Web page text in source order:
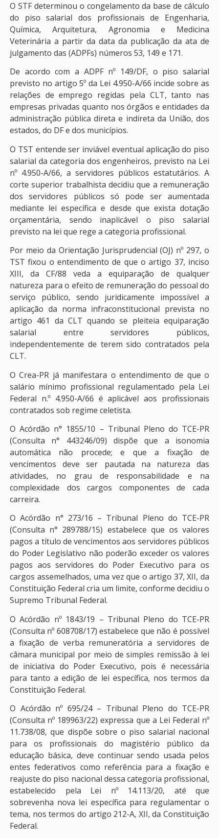
O STF determinou o congelamento da base de cálculo
do piso salarial dos profissionais de Engenharia,
Química, Arquitetura, Agronomia e Medicina
Veterinária a partir da data da publicação da ata de
julgamento das (ADPFs) números 53, 149 e 171.
De acordo com a ADPF nº 149/DF, o piso salarial
previsto no artigo 5º da Lei 4.950-A/66 incide sobre as
relações de emprego regidas pela CLT, tanto nas
empresas privadas quanto nos órgãos e entidades da
administração pública direta e indireta da União, dos
estados, do DF e dos municípios.
O TST entende ser inviável eventual aplicação do piso
salarial da categoria dos engenheiros, previsto na Lei
nº 4.950-A/66, a servidores públicos estatutários. A
corte superior trabalhista decidiu que a remuneração
dos servidores públicos só pode ser aumentada
mediante lei específica e desde que exista dotação
orçamentária, sendo inaplicável o piso salarial
previsto na lei que rege a categoria profissional.
Por meio da Orientação Jurisprudencial (OJ) nº 297, o
TST fixou o entendimento de que o artigo 37, inciso
XIII, da CF/88 veda a equiparação de qualquer
natureza para o efeito de remuneração do pessoal do
serviço público, sendo juridicamente impossível a
aplicação da norma infraconstitucional prevista no
artigo 461 da CLT quando se pleiteia equiparação
salarial entre servidores públicos,
independentemente de terem sido contratados pela
CLT.
O Crea-PR já manifestara o entendimento de que o
salário mínimo profissional regulamentado pela Lei
Federal n.º 4.950-A/66 é aplicável aos profissionais
contratados sob regime celetista.
O Acórdão n° 1855/10 – Tribunal Pleno do TCE-PR
(Consulta n° 443246/09) dispõe que a isonomia
automática não procede; e que a fixação de
vencimentos deve ser pautada na natureza das
atividades, no grau de responsabilidade e na
complexidade dos cargos componentes de cada
carreira.
O Acórdão n° 273/16 – Tribunal Pleno do TCE-PR
(Consulta n° 289788/15) estabelece que os valores
pagos a título de vencimentos aos servidores públicos
do Poder Legislativo não poderão exceder os valores
pagos aos servidores do Poder Executivo para os
cargos assemelhados, uma vez que o artigo 37, XII, da
Constituição Federal cria um limite, conforme decidiu o
Supremo Tribunal Federal.
O Acórdão nº 1843/19 – Tribunal Pleno do TCE-PR
(Consulta nº 608708/17) estabelece que não é possível
a fixação de verba remuneratória a servidores de
câmara municipal por meio de simples remissão à lei
de iniciativa do Poder Executivo, pois é necessária
para tanto a edição de lei específica, nos termos da
Constituição Federal.
O Acórdão nº 695/24 – Tribunal Pleno do TCE-PR
(Consulta nº 189963/22) expressa que a Lei Federal nº
11.738/08, que dispõe sobre o piso salarial nacional
para os profissionais do magistério público da
educação básica, deve continuar sendo usada pelos
entes federativos como referência para a fixação e
reajuste do piso nacional dessa categoria profissional,
estabelecido pela Lei nº 14.113/20, até que
sobrevenha nova lei específica para regulamentar o
tema, nos termos do artigo 212-A, XII, da Constituição
Federal.